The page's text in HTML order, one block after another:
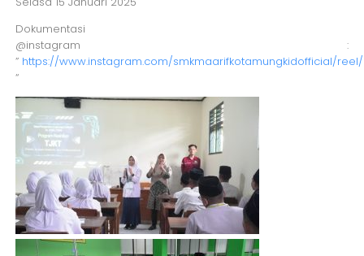
Dokumentasi
@instagram :
” https://www.instagram.com/smkmaarifkotamungkidofficial/reel/
“